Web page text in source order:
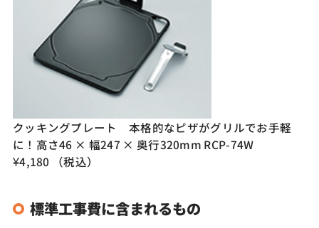
クッキングプレート 本格的なピザがグリルでお手軽
に！高さ46 × 幅247 × 奥行320mm RCP-74W
¥4,180 （税込）
標準工事費に含まれるもの